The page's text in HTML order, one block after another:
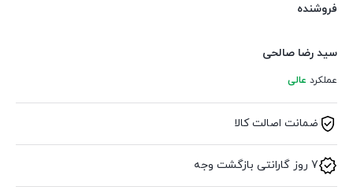
فروشنده
سید رضا صالحی
عملکرد عالی
ضمانت اصالت کالا
7 روز گارانتی بازگشت وجه